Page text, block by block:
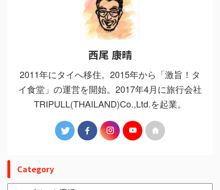
西尾 康晴
2011年にタイへ移住。2015年から「激旨！タ
イ食堂」の運営を開始。2017年4月に旅行会社
TRIPULL(THAILAND)Co.,Ltd.を起業。
Category